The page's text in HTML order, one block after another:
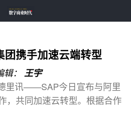
团携手加速云端转型
辑： 王宇
里讯——SAP今日宣布与阿里
，共同加速云转型。根据合作